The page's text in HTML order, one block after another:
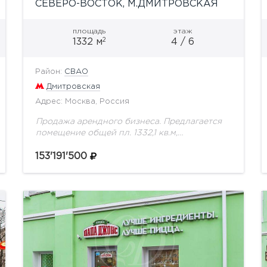
СЕВЕРО-ВОСТОК, М.ДМИТРОВСКАЯ
площадь
1332 м2
этаж
4 / 6
Район: СВАО
Дмитровская
Адрес: Москва, Россия
Продажа арендного бизнеса. Предлагается
помещение общей пл. 1332,1 кв.м,
выходят на две стороны. Высота потолков
153'191'500